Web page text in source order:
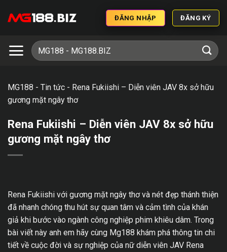
ĐĂNG NHẬP ĐĂNG KÝ
MG188 - Tin tức - Rena Fukiishi – Diễn viên JAV 8x sở hữu
gương mặt ngây thơ
Rena Fukiishi – Diễn viên JAV 8x sở hữu
gương mặt ngây thơ
Rena Fukiishi với gương mặt ngây thơ và nét đẹp thánh thiện
đã nhanh chóng thu hút sự quan tâm và cảm tình của khán
giả khi bước vào ngành công nghiệp phim khiêu dâm. Trong
bài viết này anh em hãy cùng Mg188 khám phá thông tin chi
tiết về cuộc đời và sự nghiệp của nữ diễn viên JAV Rena